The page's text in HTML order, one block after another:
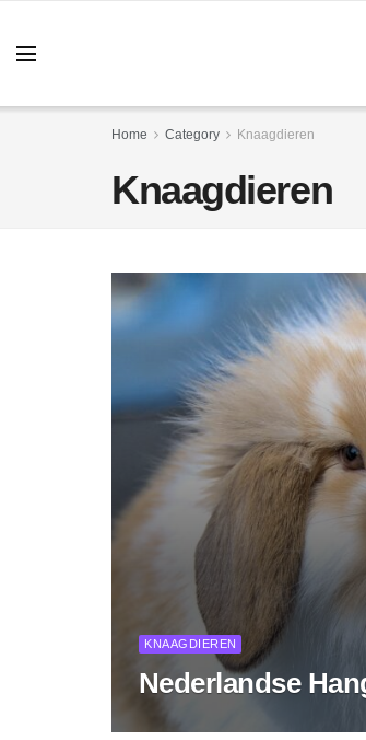
Home Category Knaagdieren
Knaagdieren
KNAAGDIEREN
Nederlandse